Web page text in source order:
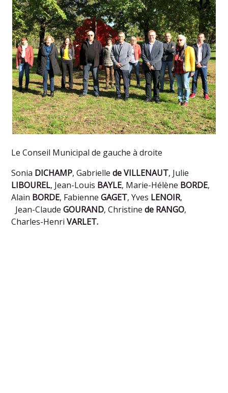
Le Conseil Municipal de gauche à droite
Sonia DICHAMP, Gabriellede VILLENAUT, Julie
LIBOUREL, Jean-Louis BAYLE, Marie-Hélène BORDE,
Alain BORDE, FabienneGAGET, Yves LENOIR,
Jean-ClaudeGOURAND, Christinede RANGO,
Charles-HenriVARLET.